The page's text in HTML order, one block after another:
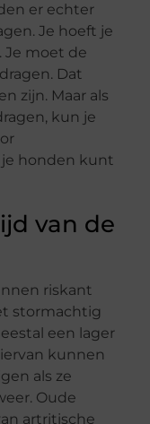
er echter
Je hoeft je
Je moet de
Dat
zijn. Maar als
kun je
je honden kunt
van de
riskant
stormachtig
een lager
kunnen
als ze
Oude
artritische